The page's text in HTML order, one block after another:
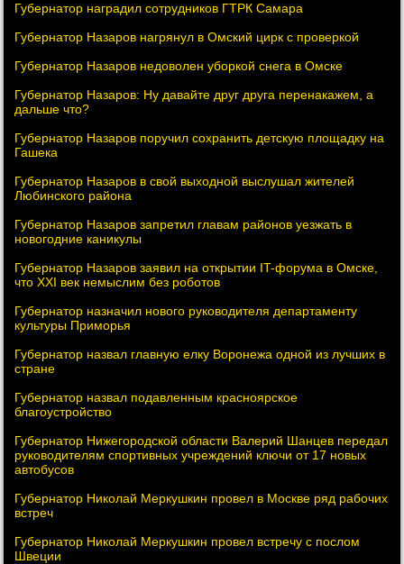
Губернатор наградил сотрудников ГТРК Самара
Губернатор Назаров нагрянул в Омский цирк с проверкой
Губернатор Назаров недоволен уборкой снега в Омске
Губернатор Назаров: Ну давайте друг друга перенакажем, а
дальше что?
Губернатор Назаров поручил сохранить детскую площадку на
Гашека
Губернатор Назаров в свой выходной выслушал жителей
Любинского района
Губернатор Назаров запретил главам районов уезжать в
новогодние каникулы
Губернатор Назаров заявил на открытии IT-форума в Омске,
что XXI век немыслим без роботов
Губернатор назначил нового руководителя департаменту
культуры Приморья
Губернатор назвал главную елку Воронежа одной из лучших в
стране
Губернатор назвал подавленным красноярское
благоустройство
Губернатор Нижегородской области Валерий Шанцев передал
руководителям спортивных учреждений ключи от 17 новых
автобусов
Губернатор Николай Меркушкин провел в Москве ряд рабочих
встреч
Губернатор Николай Меркушкин провел встречу с послом
Швеции